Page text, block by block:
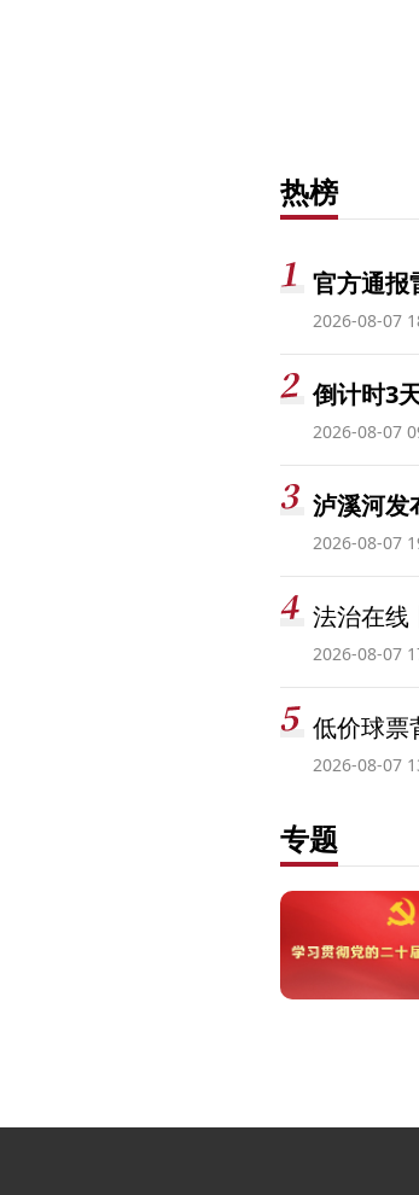
热榜
官方通报
2026-08-07
倒计时3
2026-08-07
泸溪河发
2026-08-07
法治在线
2026-08-07
低价球票
2026-08-07
专题